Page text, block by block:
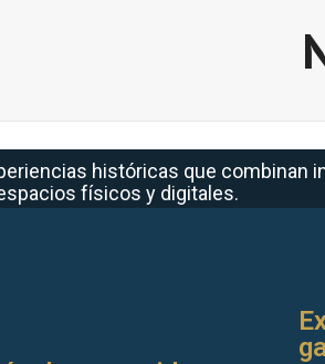
históricas que combinan
físicos y digitales.